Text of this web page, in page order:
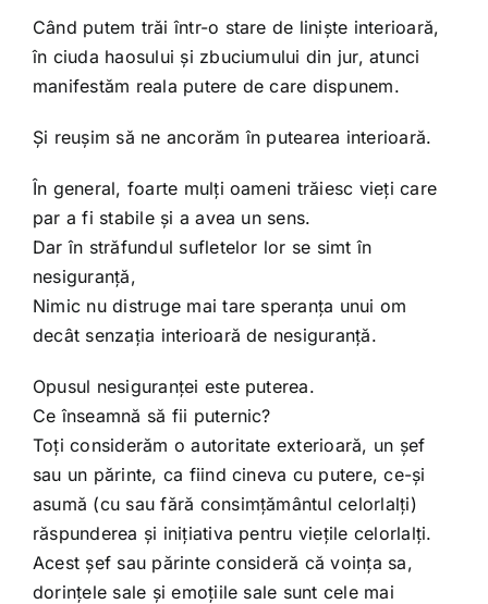
Când putem trăi într-o stare de liniște interioară,
în ciuda haosului și zbuciumului din jur, atunci
manifestăm reala putere de care dispunem.
Și reușim să ne ancorăm în putearea interioară.
În general, foarte mulți oameni trăiesc vieți care
par a fi stabile și a avea un sens.
Dar în străfundul sufletelor lor se simt în
nesiguranță,
Nimic nu distruge mai tare speranța unui om
decât senzația interioară de nesiguranță.
Opusul nesiguranței este puterea.
Ce înseamnă să fii puternic?
Toți considerăm o autoritate exterioară, un șef
sau un părinte, ca fiind cineva cu putere, ce-și
asumă (cu sau fără consimțământul celorlalți)
răspunderea și inițiativa pentru viețile celorlalți.
Acest șef sau părinte consideră că voința sa,
dorințele sale și emoțiile sale sunt cele mai